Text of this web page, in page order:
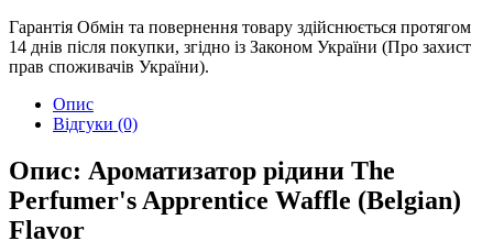
Гарантія Обмін та повернення товару здійснюється протягом
14 днів після покупки, згідно із Законом України (Про захист
прав споживачів України).
Опис
Відгуки (0)
Опис: Ароматизатор рідини The
Perfumer's Apprentice Waffle (Belgian)
Flavor